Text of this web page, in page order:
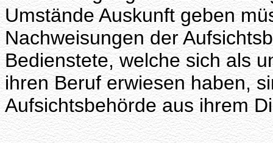
Umstände Auskunft geben
Nachweisungen der
Bedienstete, welche sich als
ihren Beruf erwiesen haben,
Aufsichtsbehörde aus ihrem